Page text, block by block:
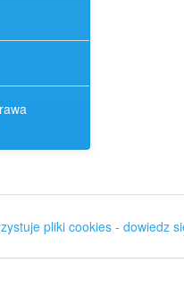
pliki cookies - dowiedz